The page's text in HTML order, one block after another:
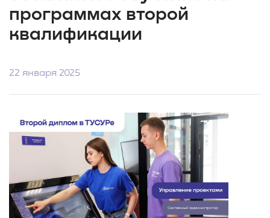
программах второй
квалификации
22 января 2025